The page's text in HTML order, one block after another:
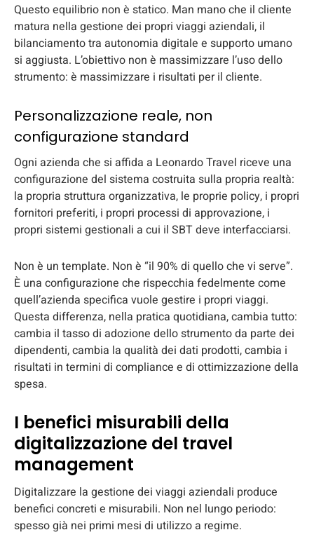
Questo equilibrio non è statico. Man mano che il cliente
matura nella gestione dei propri viaggi aziendali, il
bilanciamento tra autonomia digitale e supporto umano
si aggiusta. L’obiettivo non è massimizzare l’uso dello
strumento: è massimizzare i risultati per il cliente.
Personalizzazione reale, non
configurazione standard
Ogni azienda che si affida a Leonardo Travel riceve una
configurazione del sistema costruita sulla propria realtà:
la propria struttura organizzativa, le proprie policy, i propri
fornitori preferiti, i propri processi di approvazione, i
propri sistemi gestionali a cui il SBT deve interfacciarsi.
Non è un template. Non è “il 90% di quello che vi serve”.
È una configurazione che rispecchia fedelmente come
quell’azienda specifica vuole gestire i propri viaggi.
Questa differenza, nella pratica quotidiana, cambia tutto:
cambia il tasso di adozione dello strumento da parte dei
dipendenti, cambia la qualità dei dati prodotti, cambia i
risultati in termini di compliance e di ottimizzazione della
spesa.
I benefici misurabili della
digitalizzazione del travel
management
Digitalizzare la gestione dei viaggi aziendali produce
benefici concreti e misurabili. Non nel lungo periodo:
spesso già nei primi mesi di utilizzo a regime.